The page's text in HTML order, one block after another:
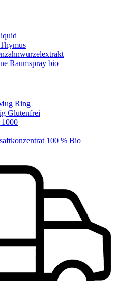
Raumspray bio
Ring
Glutenfrei
100 % Bio